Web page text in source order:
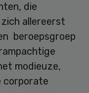
die
allereerst
beroepsgroep
modieuze,
corporate